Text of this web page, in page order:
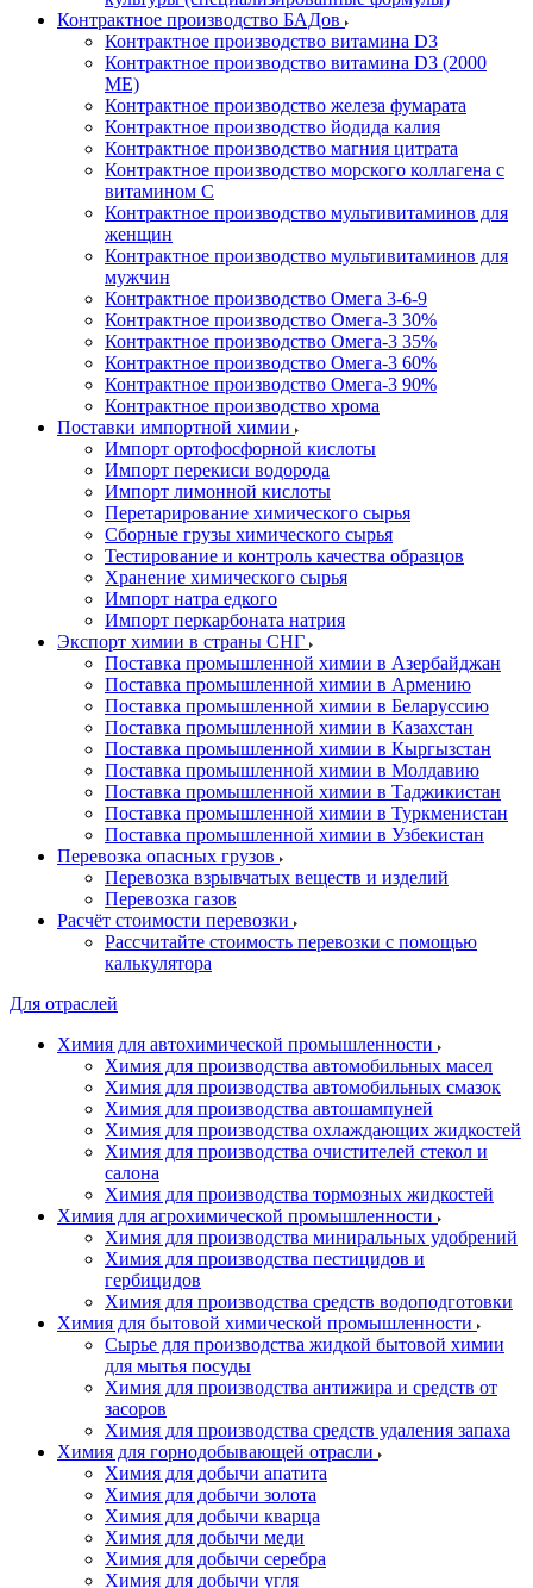
Контрактное производство БАДов
Контрактное производство витамина D3
Контрактное производство витамина D3 (2000
МЕ)
Контрактное производство железа фумарата
Контрактное производство йодида калия
Контрактное производство магния цитрата
Контрактное производство морского коллагена с
витамином С
Контрактное производство мультивитаминов для
женщин
Контрактное производство мультивитаминов для
мужчин
Контрактное производство Омега 3-6-9
Контрактное производство Омега-3 30%
Контрактное производство Омега-3 35%
Контрактное производство Омега-3 60%
Контрактное производство Омега-3 90%
Контрактное производство хрома
Поставки импортной химии
Импорт ортофосфорной кислоты
Импорт перекиси водорода
Импорт лимонной кислоты
Перетарирование химического сырья
Сборные грузы химического сырья
Тестирование и контроль качества образцов
Хранение химического сырья
Импорт натра едкого
Импорт перкарбоната натрия
Экспорт химии в страны СНГ
Поставка промышленной химии в Азербайджан
Поставка промышленной химии в Армению
Поставка промышленной химии в Беларуссию
Поставка промышленной химии в Казахстан
Поставка промышленной химии в Кыргызстан
Поставка промышленной химии в Молдавию
Поставка промышленной химии в Таджикистан
Поставка промышленной химии в Туркменистан
Поставка промышленной химии в Узбекистан
Перевозка опасных грузов
Перевозка взрывчатых веществ и изделий
Перевозка газов
Расчёт стоимости перевозки
Рассчитайте стоимость перевозки с помощью
калькулятора
Для отраслей
Химия для автохимической промышленности
Химия для производства автомобильных масел
Химия для производства автомобильных смазок
Химия для производства автошампуней
Химия для производства охлаждающих жидкостей
Химия для производства очистителей стекол и
салона
Химия для производства тормозных жидкостей
Химия для агрохимической промышленности
Химия для производства миниральных удобрений
Химия для производства пестицидов и
гербицидов
Химия для производства средств водоподготовки
Химия для бытовой химической промышленности
Сырье для производства жидкой бытовой химии
для мытья посуды
Химия для производства антижира и средств от
засоров
Химия для производства средств удаления запаха
Химия для горнодобывающей отрасли
Химия для добычи апатита
Химия для добычи золота
Химия для добычи кварца
Химия для добычи меди
Химия для добычи серебра
Химия для добычи угля